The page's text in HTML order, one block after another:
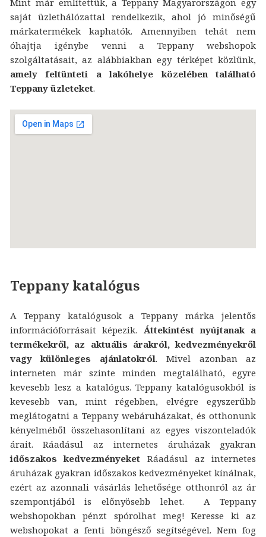
saját üzlethálózattal rendelkezik, ahol jó minőségű
márkatermékek kaphatók. Amennyiben tehát nem
óhajtja igénybe venni a Teppany webshopok
szolgáltatásait, az alábbiakban egy térképet közlünk,
amely feltünteti a lakóhelye közelében található
Teppany üzleteket.
Teppany katalógus
A Teppany katalógusok a Teppany márka jelentős
információforrásait képezik. Áttekintést nyújtanak a
termékekről, az aktuális árakról, kedvezményekről
vagy különleges ajánlatokról. Mivel azonban az
interneten már szinte minden megtalálható, egyre
kevesebb lesz a katalógus. Teppany katalógusokból is
kevesebb van, mint régebben, elvégre egyszerűbb
meglátogatni a Teppany webáruházakat, és otthonunk
kényelméből összehasonlítani az egyes viszonteladók
árait. Ráadásul az internetes áruházak gyakran
időszakos kedvezményeket Ráadásul az internetes
áruházak gyakran időszakos kedvezményeket kínálnak,
ezért az azonnali vásárlás lehetősége otthonról az ár
szempontjából is előnyösebb lehet. A Teppany
webshopokban pénzt spórolhat meg! Keresse ki az
webshopokat a fenti böngésző segítségével. Nem fog